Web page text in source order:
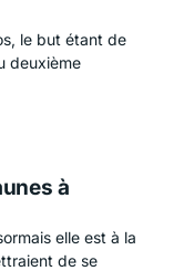
le but étant de
deuxième
à
elle est à la
de se